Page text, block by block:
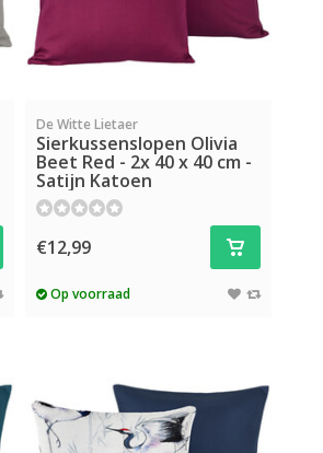
De Witte Lietaer
Sierkussenslopen Olivia
Beet Red - 2x 40 x 40 cm -
Satijn Katoen
€12,99
Op voorraad